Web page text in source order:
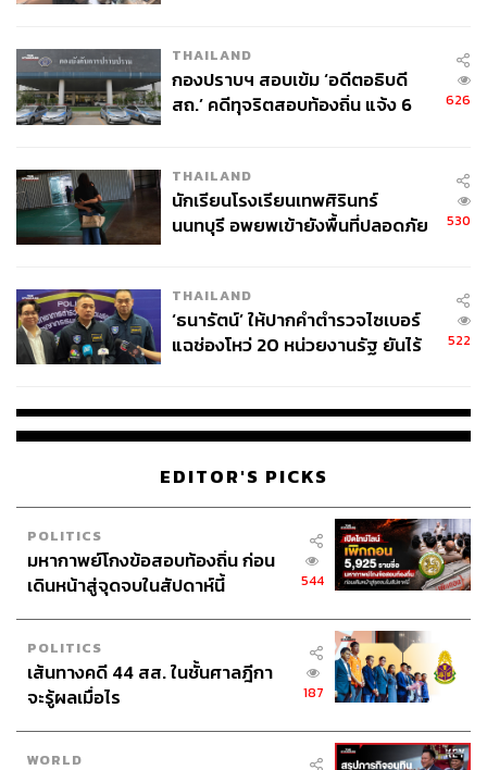
จ่ายหนี้-แอบระบุแบรนด์
THAILAND
กองปราบฯ สอบเข้ม ‘อดีตอธิบดี
สถ.’ คดีทุจริตสอบท้องถิ่น แจ้ง 6
626
THAILAND
นักเรียนโรงเรียนเทพศิรินทร์
นนทบุรี อพยพเข้ายังพื้นที่ปลอดภัย
530
THAILAND
‘ธนารัตน์’ ให้ปากคำตำรวจไซเบอร์
แฉช่องโหว่ 20 หน่วยงานรัฐ ยันไร้
522
EDITOR'S PICKS
POLITICS
มหากาพย์โกงข้อสอบท้องถิ่น ก่อน
เดินหน้าสู่จุดจบในสัปดาห์นี้
544
POLITICS
เส้นทางคดี 44 สส. ในชั้นศาลฎีกา
จะรู้ผลเมื่อไร
187
WORLD